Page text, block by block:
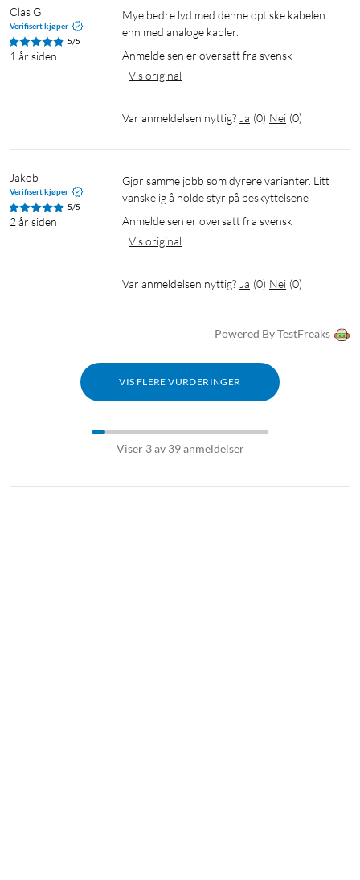
Clas G
Verifisert kjøper
5/5
1 år siden
Mye bedre lyd med denne optiske kabelen
enn med analoge kabler.
Anmeldelsen er oversatt fra svensk
Vis original
Var anmeldelsen nyttig? Ja (0) Nei (0)
Jakob
Verifisert kjøper
5/5
2 år siden
Gjør samme jobb som dyrere varianter. Litt
vanskelig å holde styr på beskyttelsene
Anmeldelsen er oversatt fra svensk
Vis original
Var anmeldelsen nyttig? Ja (0) Nei (0)
Powered By TestFreaks
VIS FLERE VURDERINGER
Viser 3 av 39 anmeldelser